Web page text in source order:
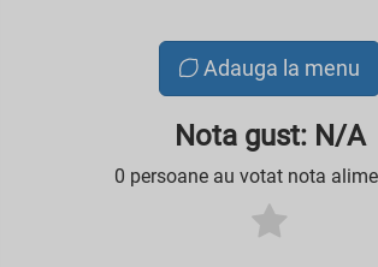
Adauga la menu
Nota gust: N/A
0 persoane au votat nota